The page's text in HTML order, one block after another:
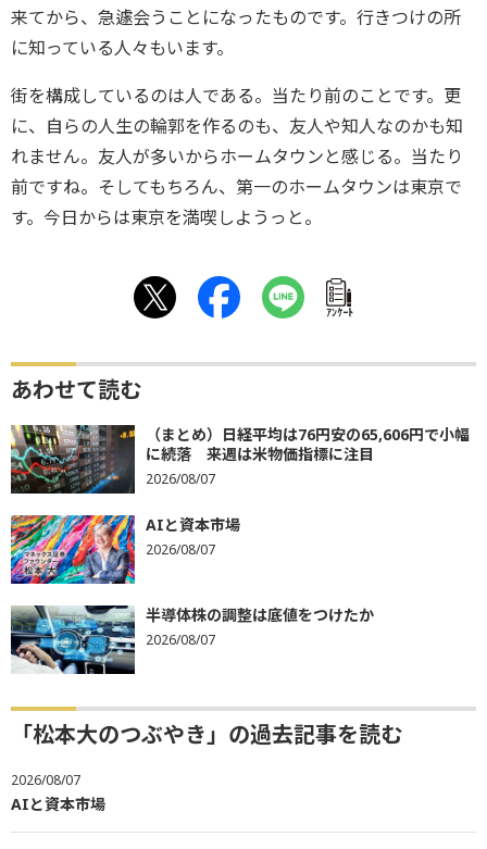
来てから、急遽会うことになったものです。行きつけの所
に知っている人々もいます。
街を構成しているのは人である。当たり前のことです。更
に、自らの人生の輪郭を作るのも、友人や知人なのかも知
れません。友人が多いからホームタウンと感じる。当たり
前ですね。そしてもちろん、第一のホームタウンは東京で
す。今日からは東京を満喫しようっと。
ｱﾝｹｰﾄ
あわせて読む
（まとめ）日経平均は76円安の65,606円で小幅
に続落 来週は米物価指標に注目
2026/08/07
AIと資本市場
2026/08/07
半導体株の調整は底値をつけたか
2026/08/07
「松本大のつぶやき」の過去記事を読む
2026/08/07
AIと資本市場